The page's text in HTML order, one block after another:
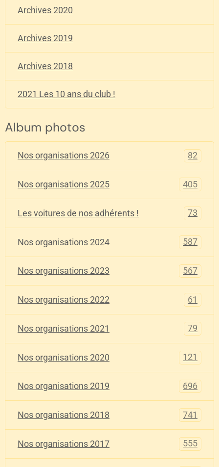
Archives 2020
Archives 2019
Archives 2018
2021 Les 10 ans du club !
Album photos
Nos organisations 2026 82
Nos organisations 2025 405
Les voitures de nos adhérents ! 73
Nos organisations 2024 587
Nos organisations 2023 567
Nos organisations 2022 61
Nos organisations 2021 79
Nos organisations 2020 121
Nos organisations 2019 696
Nos organisations 2018 741
Nos organisations 2017 555